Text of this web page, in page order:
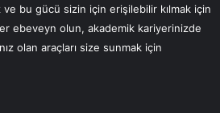
bu gücü sizin için erişilebilir kılmak için
ebeveyn olun, akademik kariyerinizde
olan araçları size sunmak için